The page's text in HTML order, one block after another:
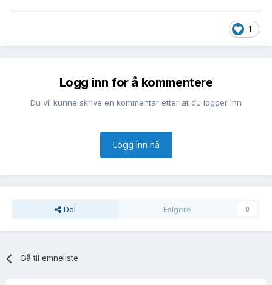
1
Logg inn for å kommentere
Du vil kunne skrive en kommentar etter at du logger inn
Logg inn nå
Del Følgere 0
Gå til emneliste